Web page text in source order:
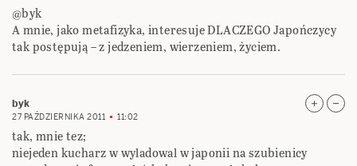
@byk
A mnie, jako metafizyka, interesuje DLACZEGO Japończycy
tak postępują – z jedzeniem, wierzeniem, życiem.
byk
27 PAŹDZIERNIKA 2011 11:02
tak, mnie tez;
niejeden kucharz w wyladowal w japonii na szubienicy